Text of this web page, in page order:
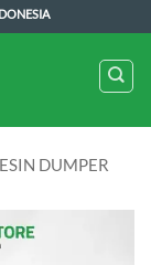
DUMPER